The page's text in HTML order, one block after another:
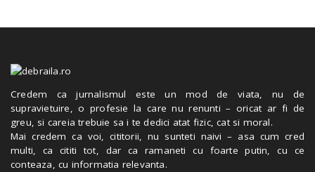
Credem ca jurnalismul este un mod de viata, nu de
supravietuire, o profesie la care nu renunti – oricat ar fi de
greu, si careia trebuie sa i te dedici atat fizic, cat si moral.
Mai credem ca voi, cititorii, nu sunteti naivi – asa cum cred
multi, ca cititi tot, dar ca ramaneti cu foarte putin, cu ce
conteaza, cu informatia relevanta.